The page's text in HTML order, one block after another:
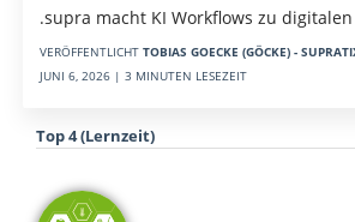
.supra macht KI Workflows zu
VERÖFFENTLICHT TOBIAS GOECKE (GÖCKE) -
JUNI 6, 2026 | 3 MINUTEN LESEZEIT
Top 4 (Lernzeit)